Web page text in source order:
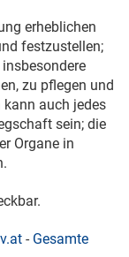
erheblichen
festzustellen;
zu pflegen und
auch jedes
sein; die
Organe in
- Gesamte